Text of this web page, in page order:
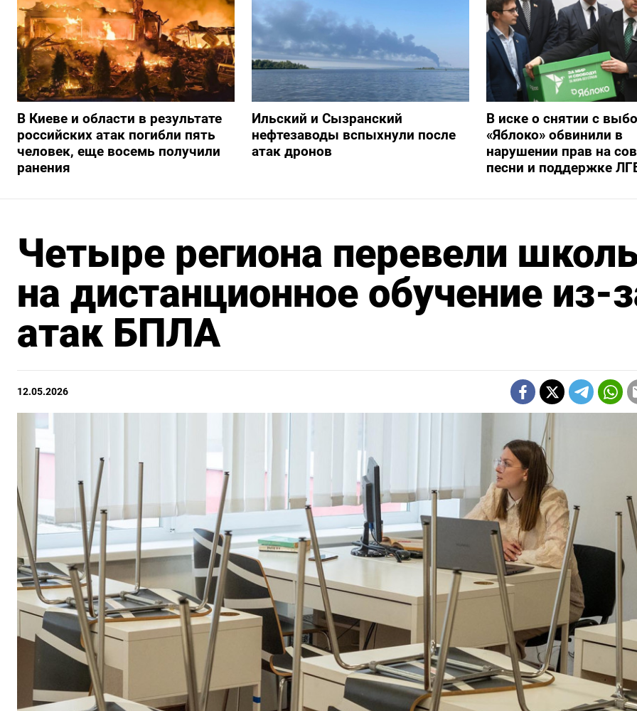
В Киеве и области в результате
российских атак погибли пять
человек, еще восемь получили
ранения
Ильский и Сызранский
нефтезаводы вспыхнули после
атак дронов
В иске о снятии с
«Яблоко» обвинили в
нарушении прав на
песни и поддержке
Четыре региона перевели
на дистанционное обучение из-
атак БПЛА
12.05.2026